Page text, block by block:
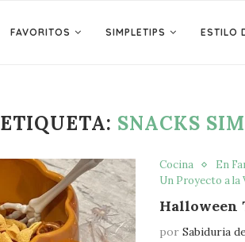
FAVORITOS SIMPLETIPS ESTILO
ETIQUETA: SNACKS
Cocina En
Un Proyecto a la
porSabiduria